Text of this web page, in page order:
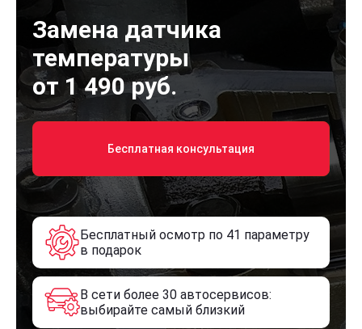
Замена датчика
температуры
от 1 490 руб.
Бесплатная консультация
Бесплатный осмотр по 41 параметру
в подарок
В сети более 30 автосервисов:
выбирайте самый близкий